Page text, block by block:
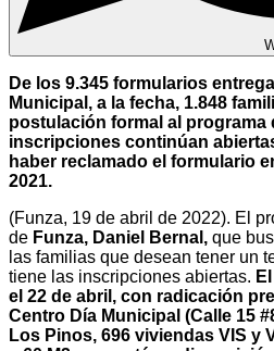
De los 9.345 formularios
Municipal, a la fecha, 1.848
postulación formal al programa
inscripciones continúan
haber reclamado el formulario
2021.
(Funza, 19 de abril de 2022). El
de Funza, Daniel Bernal, que
las familias que desean tener un
tiene las inscripciones abiertas.
el 22 de abril, con radicación
Centro Día Municipal (Calle 15
Los Pinos, 696 viviendas VIS y